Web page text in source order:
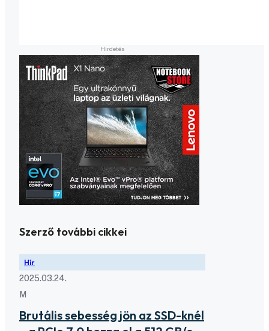
Szerző további cikkei
Hír
2025.03.24.
M
Brutális sebesség jön az SSD-knél